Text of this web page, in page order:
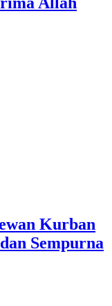
Kurban
Sempurna